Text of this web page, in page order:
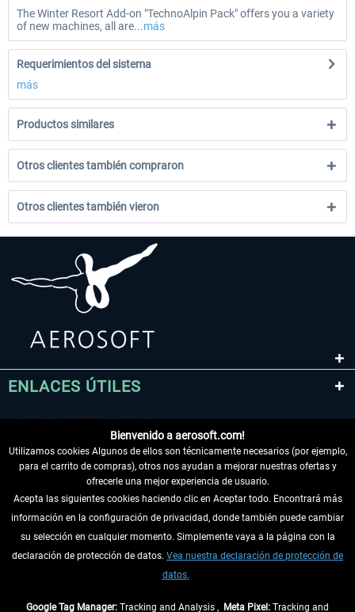
The Winter Resort Add-on "TechnoAlpin Pack" offers you a variety
of new machines, all are...más
Requerimientos del sistema
más
Productos similares
Otros clientes también compraron
Otros clientes también vieron
ENLACES ÚTILES
DESISTIR DEL CONTRATO
INFORMACIÓN
Bienvenido a aerosoft.com!
Utilizamos cookies Algunos de ellos son técnicamente necesarios (por ejemplo,
para el carrito de compras), otros nos ayudan a mejorar nuestras ofertas y
ofrecerle una mejor experiencia de usuario.
Acepta las siguientes cookies haciendo clic en Aceptar todo. Encontrará más
información en la configuración de privacidad, donde también puede cambiar
su selección en cualquier momento. Simplemente vaya a la página con la
declaración de protección de datos. Vea nuestra declaración de protección de
datos.
Google Tag Manager: Tracking and Analysis , Meta Pixel: Tracking and